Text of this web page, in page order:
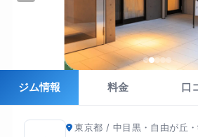
ジム情報 料金 口
東京都 / 中目黒・自由が丘